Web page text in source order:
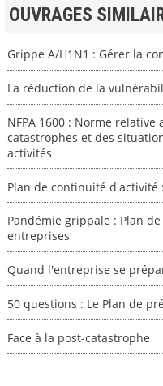
OUVRAGES
Grippe A/H1N1 : Gérer la
La réduction de la
NFPA 1600 : Norme
catastrophes et des
activités
Plan de continuité
Pandémie grippale : Plan
entreprises
Quand l'entreprise se
50 questions : Le Plan de
Face à la post-catastrophe